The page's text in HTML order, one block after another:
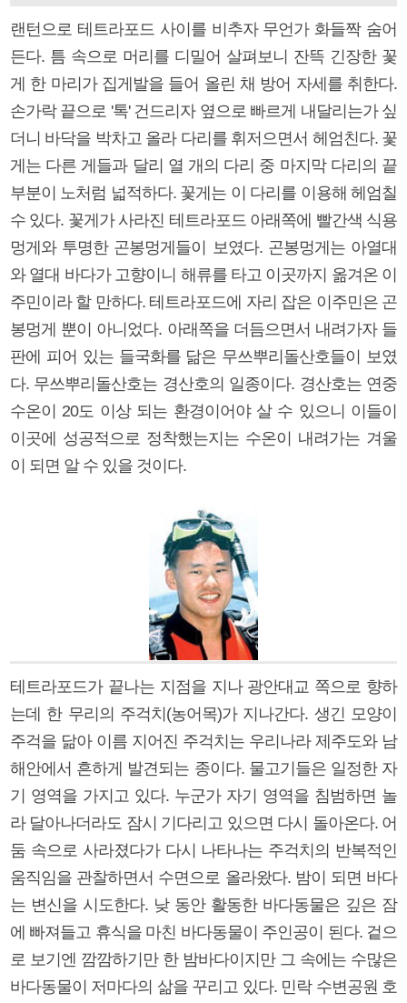
랜턴으로 테트라포드 사이를 비추자 무언가 화들짝 숨어
든다. 틈 속으로 머리를 디밀어 살펴보니 잔뜩 긴장한 꽃
게 한 마리가 집게발을 들어 올린 채 방어 자세를 취한다.
손가락 끝으로 '톡' 건드리자 옆으로 빠르게 내달리는가 싶
더니 바닥을 박차고 올라 다리를 휘저으면서 헤엄친다. 꽃
게는 다른 게들과 달리 열 개의 다리 중 마지막 다리의 끝
부분이 노처럼 넓적하다. 꽃게는 이 다리를 이용해 헤엄칠
수 있다. 꽃게가 사라진 테트라포드 아래쪽에 빨간색 식용
멍게와 투명한 곤봉멍게들이 보였다. 곤봉멍게는 아열대
와 열대 바다가 고향이니 해류를 타고 이곳까지 옮겨온 이
주민이라 할 만하다. 테트라포드에 자리 잡은 이주민은 곤
봉멍게 뿐이 아니었다. 아래쪽을 더듬으면서 내려가자 들
판에 피어 있는 들국화를 닮은 무쓰뿌리돌산호들이 보였
다. 무쓰뿌리돌산호는 경산호의 일종이다. 경산호는 연중
수온이 20도 이상 되는 환경이어야 살 수 있으니 이들이
이곳에 성공적으로 정착했는지는 수온이 내려가는 겨울
이 되면 알 수 있을 것이다.
테트라포드가 끝나는 지점을 지나 광안대교 쪽으로 향하
는데 한 무리의 주걱치(농어목)가 지나간다. 생긴 모양이
주걱을 닮아 이름 지어진 주걱치는 우리나라 제주도와 남
해안에서 흔하게 발견되는 종이다. 물고기들은 일정한 자
기 영역을 가지고 있다. 누군가 자기 영역을 침범하면 놀
라 달아나더라도 잠시 기다리고 있으면 다시 돌아온다. 어
둠 속으로 사라졌다가 다시 나타나는 주걱치의 반복적인
움직임을 관찰하면서 수면으로 올라왔다. 밤이 되면 바다
는 변신을 시도한다. 낮 동안 활동한 바다동물은 깊은 잠
에 빠져들고 휴식을 마친 바다동물이 주인공이 된다. 겉으
로 보기엔 깜깜하기만 한 밤바다이지만 그 속에는 수많은
바다동물이 저마다의 삶을 꾸리고 있다. 민락 수변공원 호